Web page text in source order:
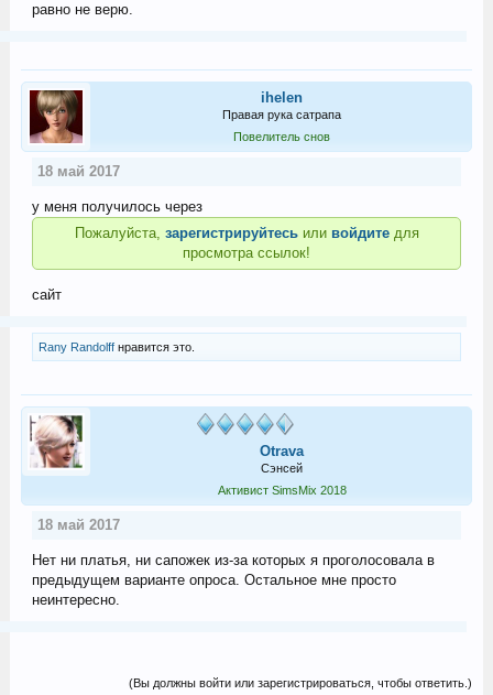
равно не верю.
ihelen
Правая рука сатрапа
Повелитель снов
18 май 2017
у меня получилось через
Пожалуйста, зарегистрируйтесьили войдите для
просмотра ссылок!
сайт
Rany Randolffнравится это.
Otrava
Сэнсей
Активист SimsMix 2018
18 май 2017
Нет ни платья, ни сапожек из-за которых я проголосовала в
предыдущем варианте опроса. Остальное мне просто
неинтересно.
(Вы должны войти или зарегистрироваться, чтобы ответить.)